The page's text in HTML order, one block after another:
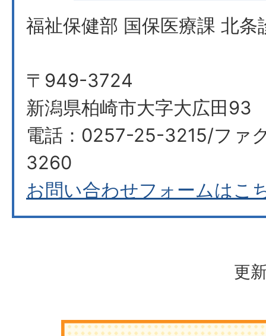
福祉保健部 国保医療課 北条
〒949-3724
新潟県柏崎市大字大広田93
電話：0257-25-3215/ファ
3260
お問い合わせフォームはこ
更